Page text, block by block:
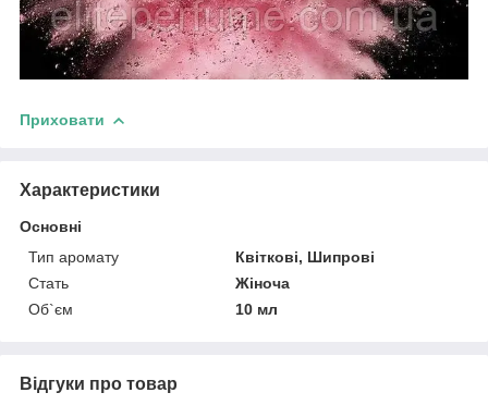
Приховати
Характеристики
Основні
Тип аромату
Квіткові, Шипрові
Стать
Жіноча
Об`єм
10 мл
Відгуки про товар